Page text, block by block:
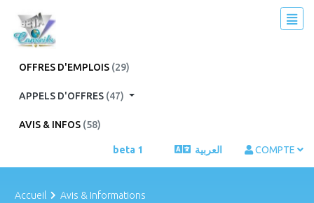
OFFRES D'EMPLOIS (29)
APPELS D'OFFRES (47)
AVIS & INFOS (58)
beta 1 العربية COMPTE
Accueil
Avis & Informations